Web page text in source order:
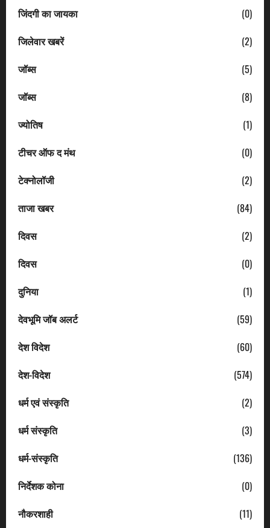
जिंदगी का जायका
(0)
जिलेवार खबरें
(2)
जॉब्स
(5)
जॉब्स
(8)
ज्योतिष
(1)
टीचर ऑफ द मंथ
(0)
टेक्नोलॉजी
(2)
ताजा खबर
(84)
दिवस
(2)
दिवस
(0)
दुनिया
(1)
देवभूमि जॉब अलर्ट
(59)
देश विदेश
(60)
देश-विदेश
(574)
धर्म एवं संस्कृति
(2)
धर्म संस्कृति
(3)
धर्म-संस्कृति
(136)
निर्देशक कोना
(0)
नौकरशाही
(11)